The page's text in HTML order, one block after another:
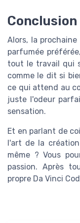
Conclusion
Alors, la
parfumée
tout le travail qui
comme le dit si
ce qui attend au
juste l'odeur
sensation.
Et en parlant de
l'art de la
même ? Vous
passion. Après
propre Da Vinci